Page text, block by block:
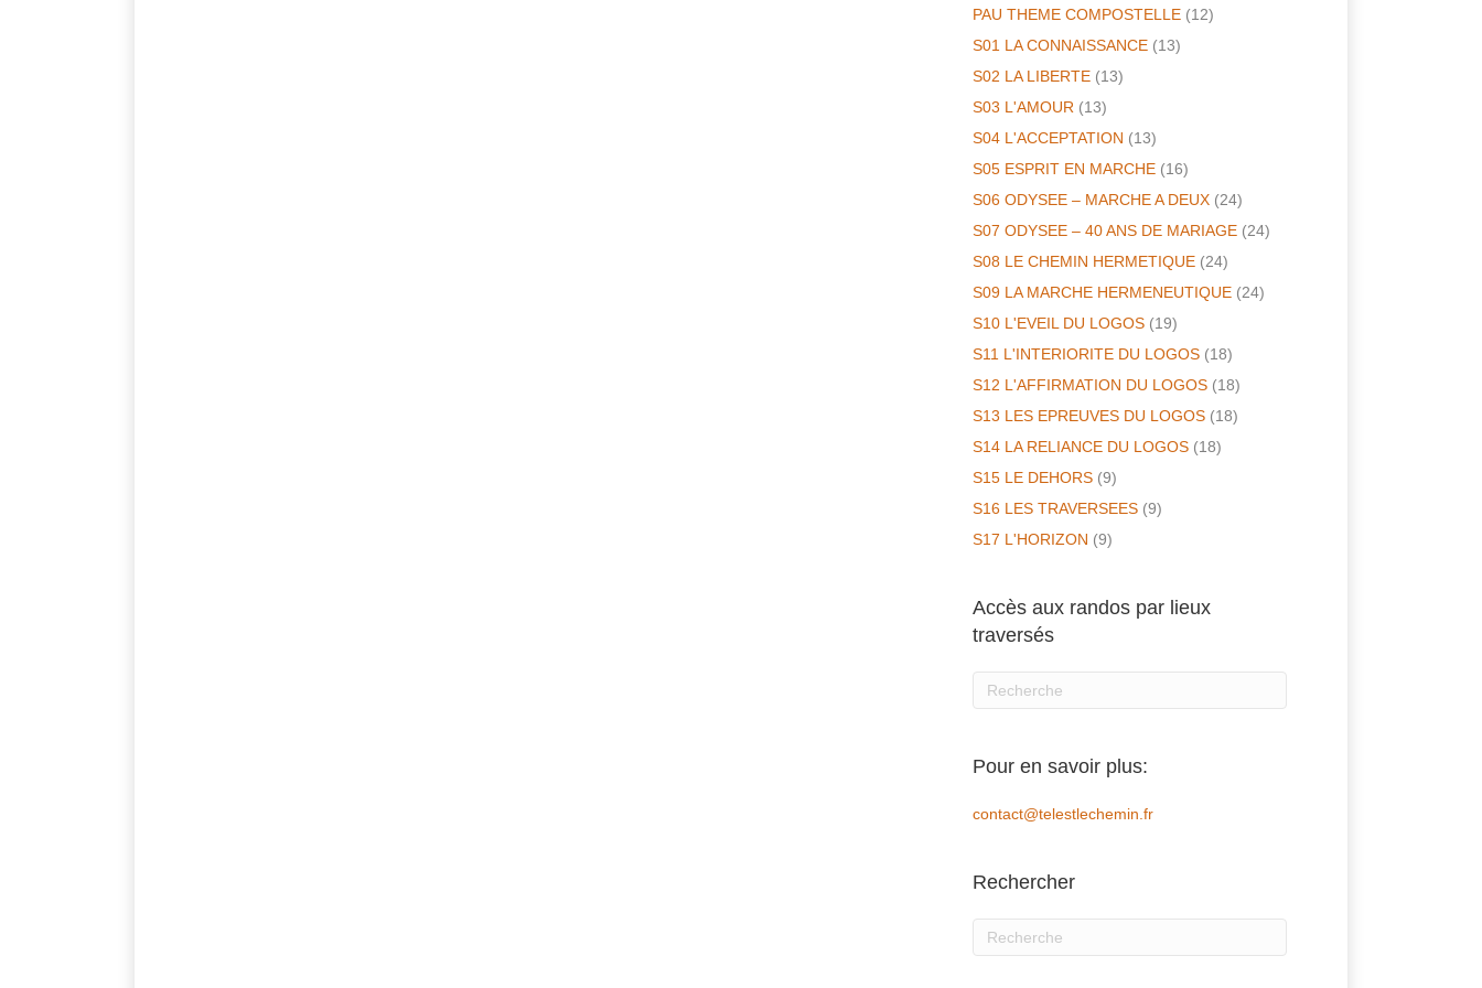
PAU THEME COMPOSTELLE (12)
S01 LA CONNAISSANCE (13)
S02 LA LIBERTE (13)
S03 L'AMOUR (13)
S04 L'ACCEPTATION (13)
S05 ESPRIT EN MARCHE (16)
S06 ODYSEE – MARCHE A DEUX (24)
S07 ODYSEE – 40 ANS DE MARIAGE (24)
S08 LE CHEMIN HERMETIQUE (24)
S09 LA MARCHE HERMENEUTIQUE (24)
S10 L'EVEIL DU LOGOS (19)
S11 L'INTERIORITE DU LOGOS (18)
S12 L'AFFIRMATION DU LOGOS (18)
S13 LES EPREUVES DU LOGOS (18)
S14 LA RELIANCE DU LOGOS (18)
S15 LE DEHORS (9)
S16 LES TRAVERSEES (9)
S17 L'HORIZON (9)
Accès aux randos par lieux
traversés
Pour en savoir plus:
contact@telestlechemin.fr
Rechercher